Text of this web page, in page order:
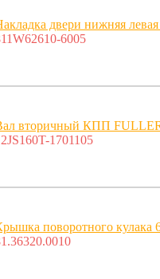
двери нижняя
6005
вторичный КПП
1701105
поворотного кулака